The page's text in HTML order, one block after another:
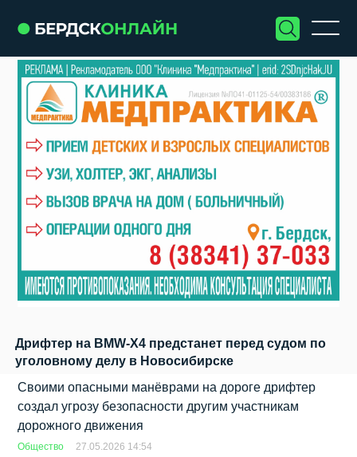
Дрифтер на BMW-X4 предстанет перед судом по
уголовному делу в Новосибирске
Своими опасными манёврами на дороге дрифтер
создал угрозу безопасности другим участникам
дорожного движения
Общество
27.05.2026 14:54